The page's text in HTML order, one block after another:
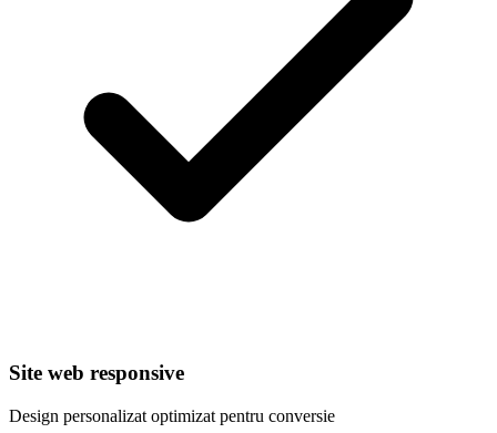
Site web responsive
Design personalizat optimizat pentru conversie